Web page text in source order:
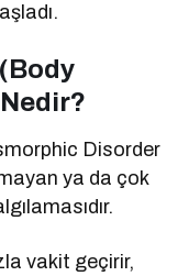
Disorder
ya da çok
vakit geçirir,